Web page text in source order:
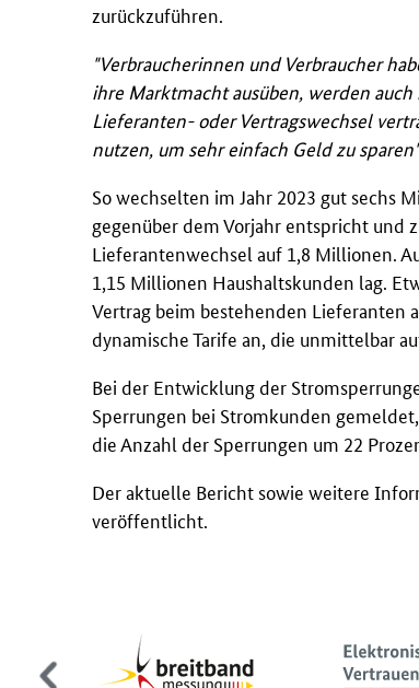
zurückzuführen.
"Verbraucherinnen und Verbraucher
ihre Marktmacht ausüben, werden
Lieferanten- oder Vertragswechsel
nutzen, um sehr einfach Geld zu sparen"
So wechselten im Jahr 2023 gut sechs
gegenüber dem Vorjahr entspricht und
Lieferantenwechsel auf 1,8 Millionen.
1,15 Millionen Haushaltskunden lag.
Vertrag beim bestehenden Lieferanten
dynamische Tarife an, die unmittelbar
Bei der Entwicklung der
Sperrungen bei Stromkunden
die Anzahl der Sperrungen um 22
Der aktuelle Bericht sowie weitere
veröffentlicht.